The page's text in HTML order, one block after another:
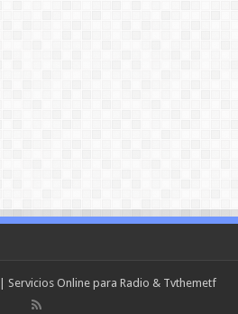
| Servicios Online para Radio & Tvthemetf